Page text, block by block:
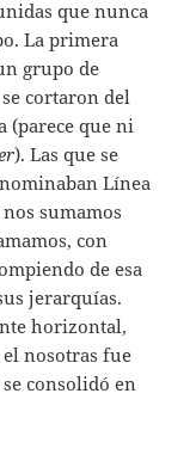
que nunca
La primera
grupo de
cortaron del
(parece que ni
). Las que se
Línea
sumamos
con
de esa
jerarquías.
horizontal,
nosotras fue
consolidó en